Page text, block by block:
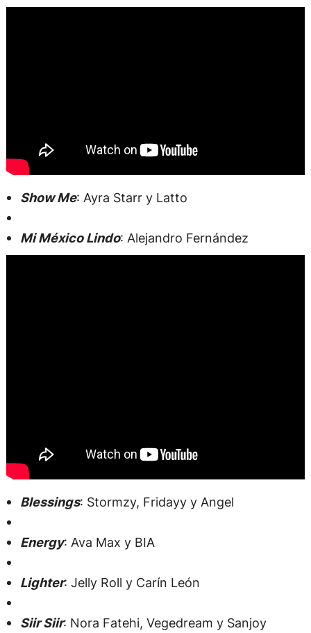
Show Me: Ayra Starr y Latto
Mi México Lindo: Alejandro Fernández
Blessings: Stormzy, Fridayy y Angel
Energy: Ava Max y BIA
Lighter: Jelly Roll y Carín León
Siir Siir: Nora Fatehi, Vegedream y Sanjoy